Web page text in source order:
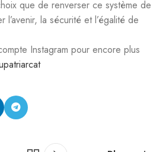
que de renverser ce système de
l’avenir, la sécurité et l’égalité de
Instagram pour encore plus